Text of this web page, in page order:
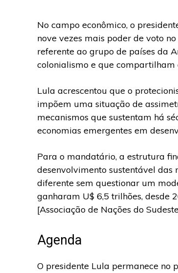
No campo econômico, o
nove vezes mais poder de voto
referente ao grupo de países da
colonialismo e que compartilham
Lula acrescentou que o
impõem uma situação de
mecanismos que sustentam há
economias emergentes em
Para o mandatário, a estrutura
desenvolvimento sustentável das
diferente sem questionar um
ganharam U$ 6,5 trilhões, desde
[Associação de Nações do
Agenda
O presidente Lula permanece no